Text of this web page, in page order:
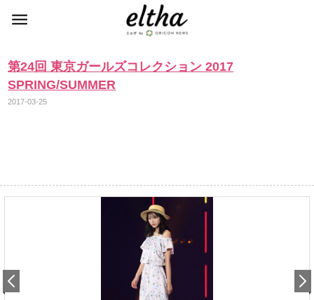
第24回 東京ガールズコレクション 2017
SPRING/SUMMER
2017-03-25